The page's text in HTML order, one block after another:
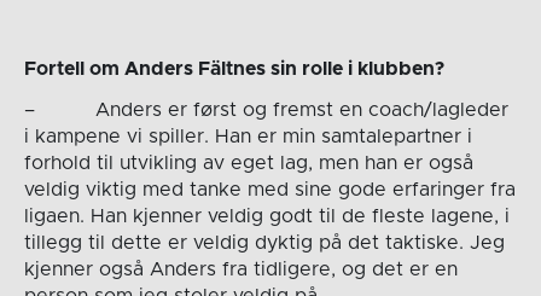
Fortell om Anders Fältnes sin rolle i klubben?
– Anders er først og fremst en coach/lagleder
i kampene vi spiller. Han er min samtalepartner i
forhold til utvikling av eget lag, men han er også
veldig viktig med tanke med sine gode erfaringer fra
ligaen. Han kjenner veldig godt til de fleste lagene, i
tillegg til dette er veldig dyktig på det taktiske. Jeg
kjenner også Anders fra tidligere, og det er en